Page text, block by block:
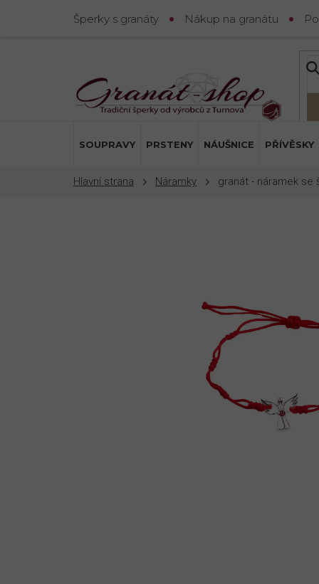
Šperky s granáty Nákup na granátu
SOUPRAVY PRSTENY NÁUŠNICE PŘÍVĚSKY
Náramky granát - náramek se